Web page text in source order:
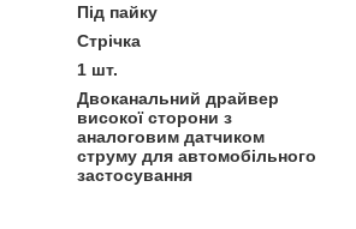
Під пайку
Стрічка
1 шт.
Двоканальний драйвер
високої сторони з
аналоговим датчиком
струму для автомобільного
застосування